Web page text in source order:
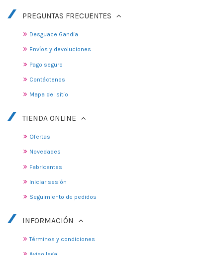
PREGUNTAS FRECUENTES
Desguace Gandia
Envíos y devoluciones
Pago seguro
Contáctenos
Mapa del sitio
TIENDA ONLINE
Ofertas
Novedades
Fabricantes
Iniciar sesión
Seguimiento de pedidos
INFORMACIÓN
Términos y condiciones